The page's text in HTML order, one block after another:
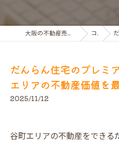
大阪の不動産売買ならだんらん住宅株式会社 コラム だ
だんらん住宅のプレミ
エリアの不動産価値を
2025/11/12
谷町エリアの不動産をでき